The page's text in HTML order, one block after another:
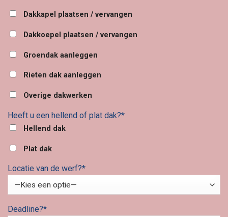
Dakkapel plaatsen / vervangen
Dakkoepel plaatsen / vervangen
Groendak aanleggen
Rieten dak aanleggen
Overige dakwerken
Heeft u een hellend of plat dak?*
Hellend dak
Plat dak
Locatie van de werf?*
Deadline?*